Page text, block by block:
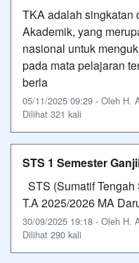
TKA adalah singkatan
Akademik, yang
nasional untuk
pada mata pelajaran
berla
05/11/2025 09:29 - Oleh H.
Dilihat 321 kali
STS 1 Semester
STS (Sumatif
T.A 2025/2026 MA
30/09/2025 19:18 - Oleh H.
Dilihat 290 kali